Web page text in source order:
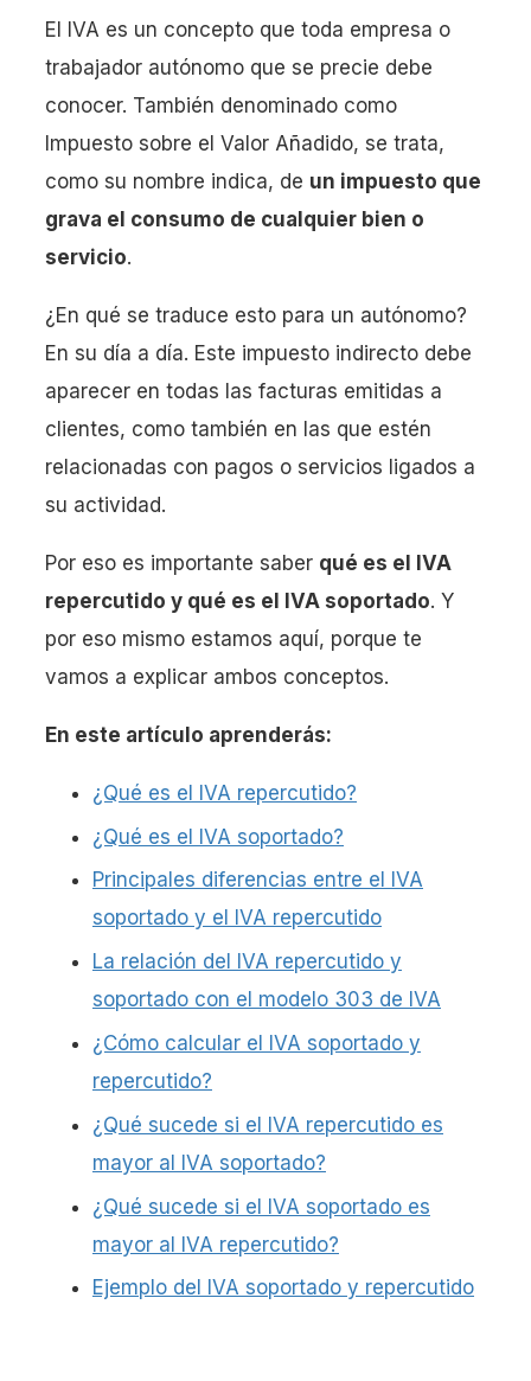
El IVA es un concepto que toda empresa o
trabajador autónomo que se precie debe
conocer. También denominado como
Impuesto sobre el Valor Añadido, se trata,
como su nombre indica, de un impuesto que
grava el consumo de cualquier bien o
servicio.
¿En qué se traduce esto para un autónomo?
En su día a día. Este impuesto indirecto debe
aparecer en todas las facturas emitidas a
clientes, como también en las que estén
relacionadas con pagos o servicios ligados a
su actividad.
Por eso es importante saber qué es el IVA
repercutido y qué es el IVA soportado. Y
por eso mismo estamos aquí, porque te
vamos a explicar ambos conceptos.
En este artículo aprenderás:
¿Qué es el IVA repercutido?
¿Qué es el IVA soportado?
Principales diferencias entre el IVA
soportado y el IVA repercutido
La relación del IVA repercutido y
soportado con el modelo 303 de IVA
¿Cómo calcular el IVA soportado y
repercutido?
¿Qué sucede si el IVA repercutido es
mayor al IVA soportado?
¿Qué sucede si el IVA soportado es
mayor al IVA repercutido?
Ejemplo del IVA soportado y repercutido